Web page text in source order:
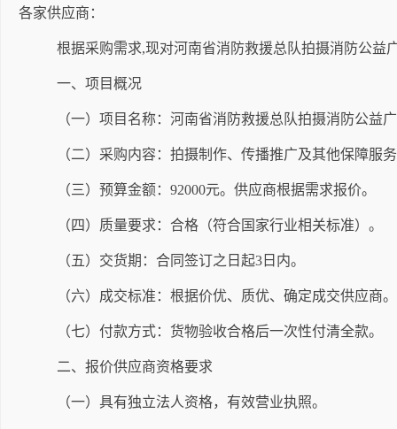
各家供应商：
根据采购需求,现对河南省消防救援总队拍摄消防公益
一、项目概况
（一）项目名称：河南省消防救援总队拍摄消防公益
（二）采购内容： 拍摄制作、传播推广及其他保障服
（三）预算金额： 92000元。供应商根据需求报价。
（四）质量要求：合格（符合国家行业相关标准）。
（五）交货期：合同签订之日起3 日内。
（六）成交标准：根据价优、质优、确定成交供应商。
（七）付款方式：货物验收合格后一次性付清全款。
二、报价供应商资格要求
（一）具有独立法人资格，有效营业执照。